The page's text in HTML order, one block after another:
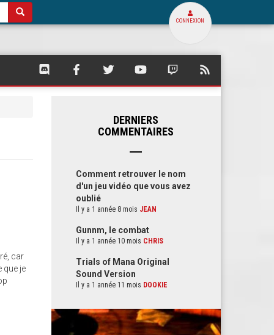
CONNEXION
SQUARE
SQUARE SQUARE SQUARE SQUARE
car
que je
DERNIERS
COMMENTAIRES
Comment retrouver le nom
d'un jeu vidéo que vous avez
oublié
Il y a 1 année 8 mois JEAN
Gunnm, le combat
Il y a 1 année 10 mois CHRIS
Trials of Mana Original
Sound Version
Il y a 1 année 11 mois DOOKIE